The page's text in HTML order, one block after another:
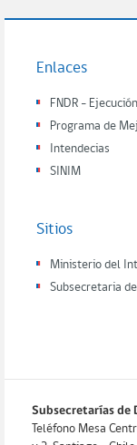
Enlaces
FNDR -
Programa de
Intendecias
SINIM
Sitios
Ministerio del
Subsecretaria
Subsecretarías de
Teléfono Mesa